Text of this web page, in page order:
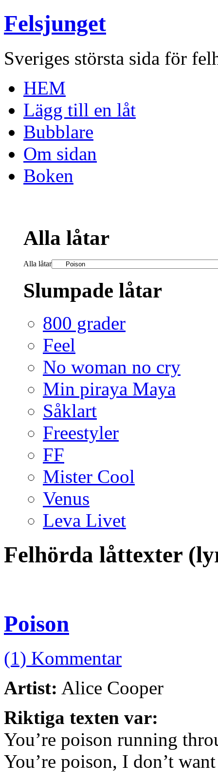
Felsjunget
Sveriges största sida för
HEM
Lägg till en låt
Bubblare
Om sidan
Boken
Alla låtar
Alla låtar
Slumpade låtar
800 grader
Feel
No woman no cry
Min piraya Maya
Såklart
Freestyler
FF
Mister Cool
Venus
Leva Livet
Felhörda låttexter
Poison
(1) Kommentar
Artist: Alice Cooper
Riktiga texten var:
You’re poison running
You’re poison, I don’t